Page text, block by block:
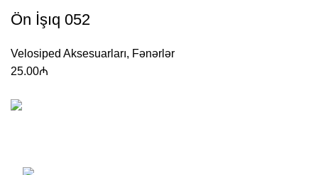
Ön İşıq 052
Velosiped Aksesuarları, Fənərlər
25.00₼